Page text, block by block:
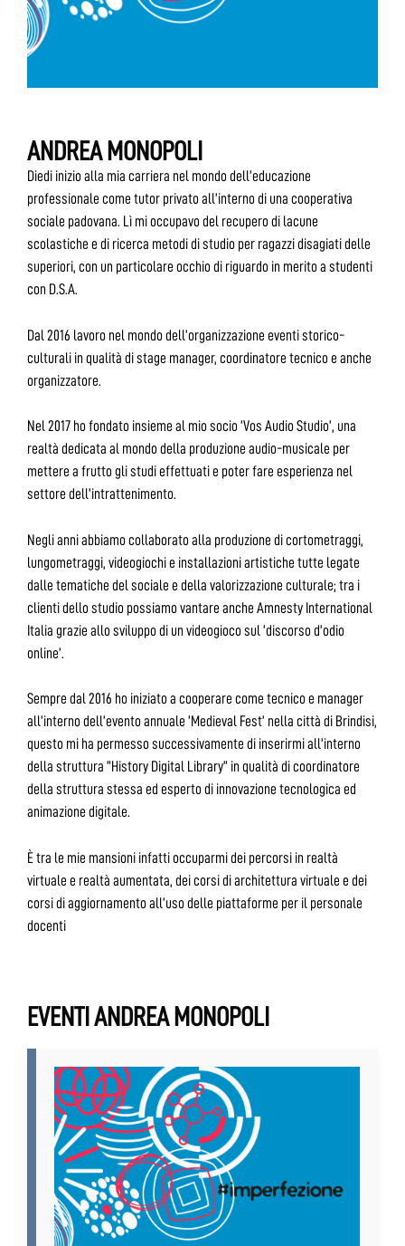
ANDREA MONOPOLI
Diedi inizio alla mia carriera nel mondo dell’educazione
professionale come tutor privato all’interno di una cooperativa
sociale padovana. Lì mi occupavo del recupero di lacune
scolastiche e di ricerca metodi di studio per ragazzi disagiati delle
superiori, con un particolare occhio di riguardo in merito a studenti
con D.S.A.
Dal 2016 lavoro nel mondo dell’organizzazione eventi storico-
culturali in qualità di stage manager, coordinatore tecnico e anche
organizzatore.
Nel 2017 ho fondato insieme al mio socio ‘Vos Audio Studio’, una
realtà dedicata al mondo della produzione audio-musicale per
mettere a frutto gli studi effettuati e poter fare esperienza nel
settore dell’intrattenimento.
Negli anni abbiamo collaborato alla produzione di cortometraggi,
lungometraggi, videogiochi e installazioni artistiche tutte legate
dalle tematiche del sociale e della valorizzazione culturale; tra i
clienti dello studio possiamo vantare anche Amnesty International
Italia grazie allo sviluppo di un videogioco sul ‘discorso d’odio
online’.
Sempre dal 2016 ho iniziato a cooperare come tecnico e manager
all’interno dell’evento annuale ‘Medieval Fest’ nella città di Brindisi,
questo mi ha permesso successivamente di inserirmi all’interno
della struttura “History Digital Library” in qualità di coordinatore
della struttura stessa ed esperto di innovazione tecnologica ed
animazione digitale.
È tra le mie mansioni infatti occuparmi dei percorsi in realtà
virtuale e realtà aumentata, dei corsi di architettura virtuale e dei
corsi di aggiornamento all’uso delle piattaforme per il personale
docenti
EVENTI ANDREA MONOPOLI